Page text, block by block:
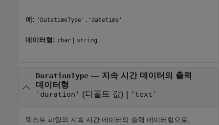
예: 'DatetimeType','datetime'
데이터형: char | string
DurationType— 지속 시간 데이터의 출력
데이터형
'duration' (디폴트 값) | 'text'
텍스트 파일의 지속 시간 데이터의 출력 데이터형으로,